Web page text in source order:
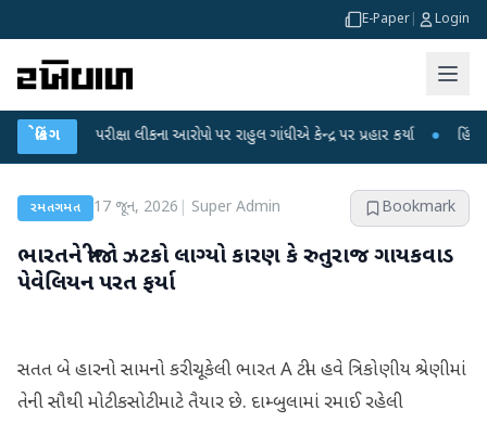
E-Paper Login
બ્રેકિંગ
NET પરીક્ષા લીકના આરોપો પર રાહુલ ગાંધીએ કેન્દ્ર પર પ્રહાર કર્યા ● હિંમતનગરમાં
રમતગમત 17 જૂન, 2026 Super Admin Bookmark
ભારતને ત્રીજો ઝટકો લાગ્યો કારણ કે રુતુરાજ ગાયકવાડ
પેવેલિયન પરત ફર્યા
સતત બે હારનો સામનો કરી ચૂકેલી ભારત A ટીમ હવે ત્રિકોણીય શ્રેણીમાં
તેની સૌથી મોટી કસોટી માટે તૈયાર છે. દામ્બુલામાં રમાઈ રહેલી